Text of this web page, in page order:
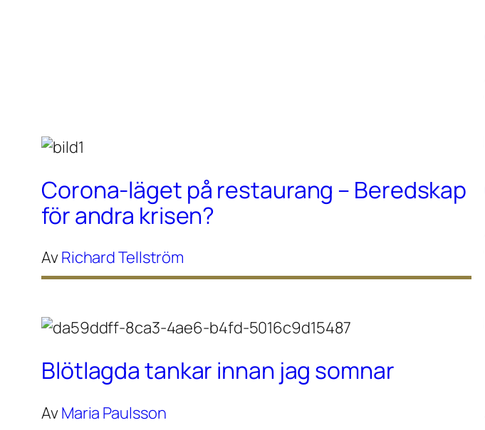
Corona-läget på restaurang – Beredskap
för andra krisen?
AvRichard Tellström
Blötlagda tankar innan jag somnar
AvMaria Paulsson